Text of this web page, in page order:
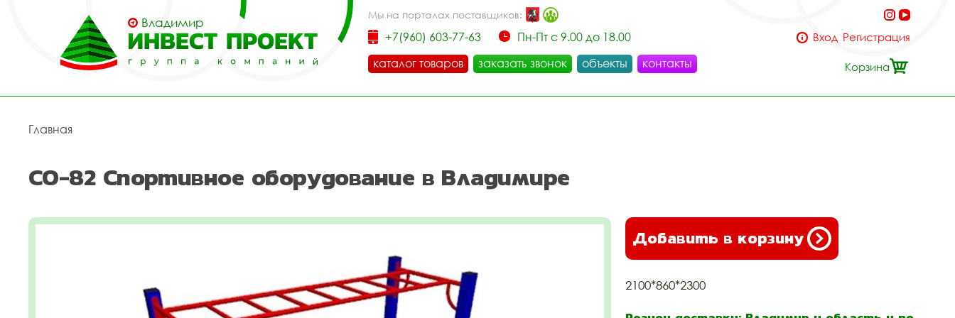
Владимир
Мы на порталах поставщиков:
+7(960) 603-77-63
Пн-Пт с 9.00 до 18.00
каталог товаров
заказать звонок объекты контакты
Вход Регистрация
Корзина
Главная
СО-82 Спортивное оборудование в Владимире
Добавить в корзину
2100*860*2300